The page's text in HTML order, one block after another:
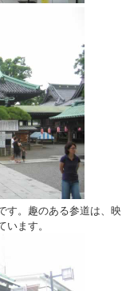
す。趣のある参道は、映
ます。